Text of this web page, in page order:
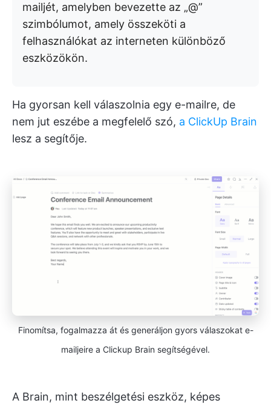
mailjét, amelyben bevezette az „@”
szimbólumot, amely összeköti a
felhasználókat az interneten különböző
eszközökön.
Ha gyorsan kell válaszolnia egy e-mailre, de
nem jut eszébe a megfelelő szó, a ClickUp Brain
lesz a segítője.
Finomítsa, fogalmazza át és generáljon gyors válaszokat e-
mailjeire a Clickup Brain segítségével.
A Brain, mint beszélgetési eszköz, képes